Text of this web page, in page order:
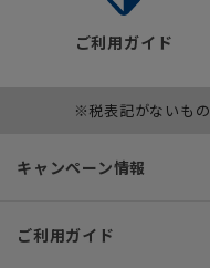
ご利用ガイド
※税表記がないも
キャンペーン情報
ご利用ガイド